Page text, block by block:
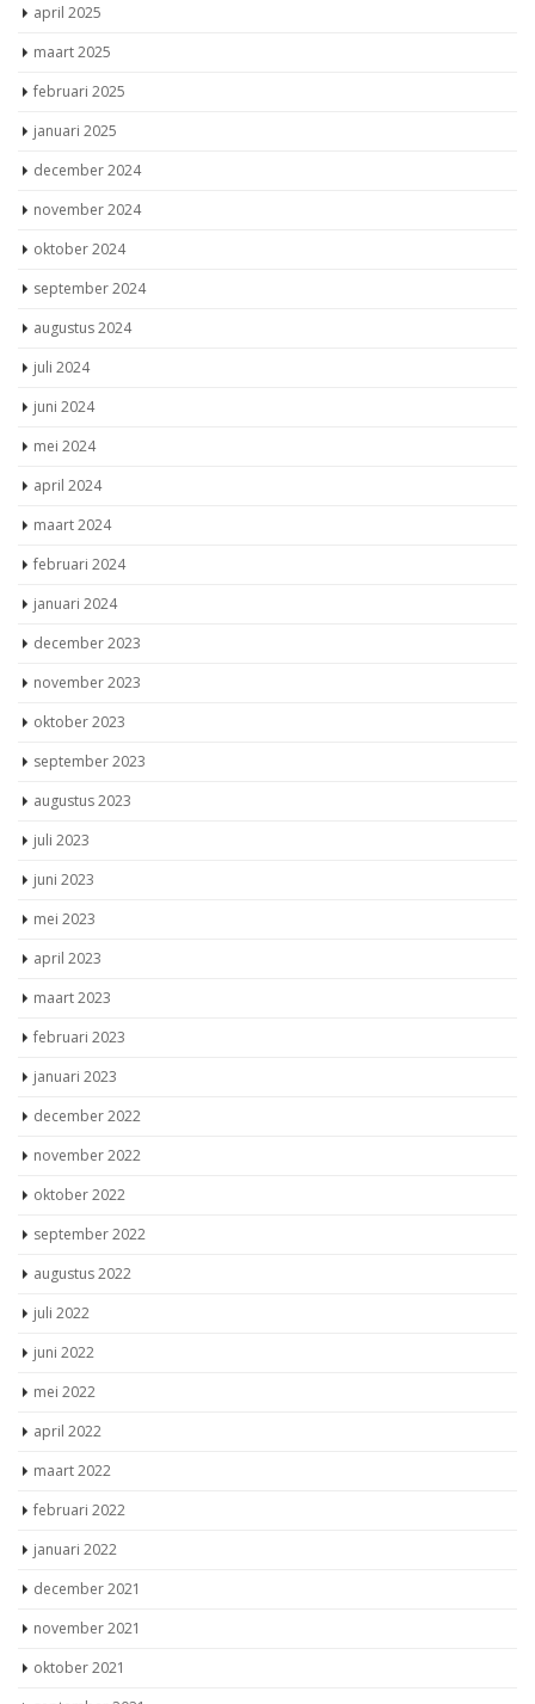
april 2025
maart 2025
februari 2025
januari 2025
december 2024
november 2024
oktober 2024
september 2024
augustus 2024
juli 2024
juni 2024
mei 2024
april 2024
maart 2024
februari 2024
januari 2024
december 2023
november 2023
oktober 2023
september 2023
augustus 2023
juli 2023
juni 2023
mei 2023
april 2023
maart 2023
februari 2023
januari 2023
december 2022
november 2022
oktober 2022
september 2022
augustus 2022
juli 2022
juni 2022
mei 2022
april 2022
maart 2022
februari 2022
januari 2022
december 2021
november 2021
oktober 2021